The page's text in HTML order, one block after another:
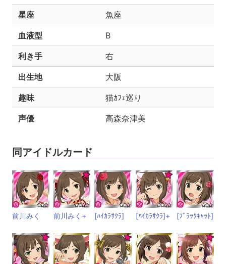
星座 魚座
血液型 B
利き手 右
出生地 大阪
趣味 猫ｶﾌｪ巡り
声優 高森奈津美
同アイドルカード
前川みく 前川みく+ [ﾊｲｶﾗｻｸﾗ] [ﾊｲｶﾗｻｸﾗ]+ [ﾌﾞﾗｯｸｷｬｯﾄ]